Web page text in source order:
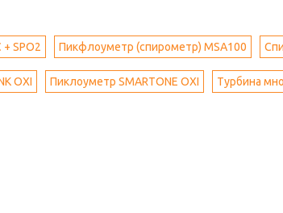
SPO2 Пикфлоуметр (спирометр) MSA100
OXI Пиклоуметр SMARTONE OXI Турбина